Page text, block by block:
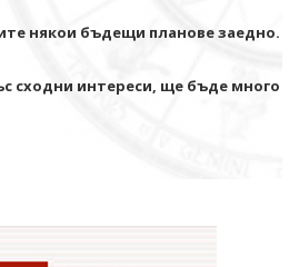
някои бъдещи планове заедно.
сходни интереси, ще бъде много